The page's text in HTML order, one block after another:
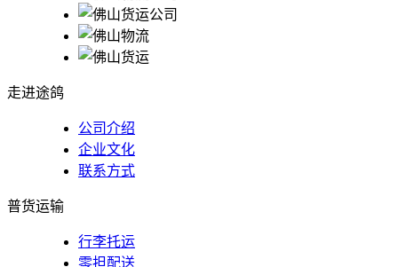
走进途鸽
公司介绍
企业文化
联系方式
普货运输
行李托运
零担配送